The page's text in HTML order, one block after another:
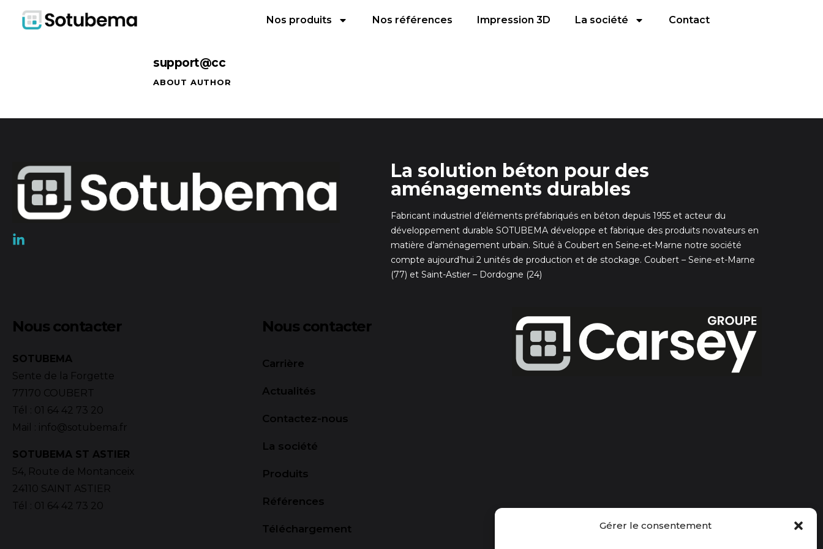
Gérer le consentement
Nos produits Nos références Impression 3D La société Contact
support@cc
ABOUT AUTHOR
La solution béton pour des
aménagements durables
Fabricant industriel d’éléments préfabriqués en béton depuis 1955 et acteur du
développement durable SOTUBEMA développe et fabrique des produits novateurs en
matière d’aménagement urbain. Situé à Coubert en Seine-et-Marne notre société
compte aujourd’hui 2 unités de production et de stockage. Coubert – Seine-et-Marne
(77) et Saint-Astier – Dordogne (24)
Nous contacter
SOTUBEMA
Sente de la Forgette
77170 COUBERT
Tél : 01 64 42 73 20
Mail : info@sotubema.fr
SOTUBEMA ST ASTIER
54, Route de Montanceix
24110 SAINT ASTIER
Tél : 01 64 42 73 20
Nous contacter
Carrière
Actualités
Contactez-nous
La société
Produits
Références
Téléchargement